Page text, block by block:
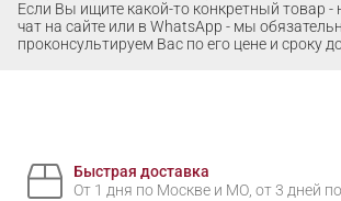
Если Вы ищите какой-то конкретный товар -
чат на сайте или в WhatsApp - мы
проконсультируем Вас по его цене и сроку
Быстрая доставка
От 1 дня по Москве и МО, от 3 дней